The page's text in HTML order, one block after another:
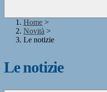
Home >
Novità >
Le notizie
Le notizie